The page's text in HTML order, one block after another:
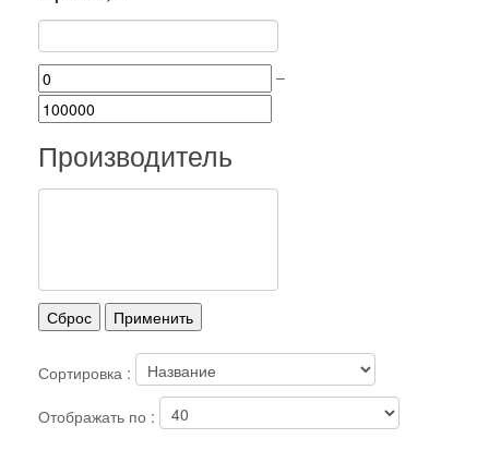
Сортировка :
Отображать по :
–
Производитель